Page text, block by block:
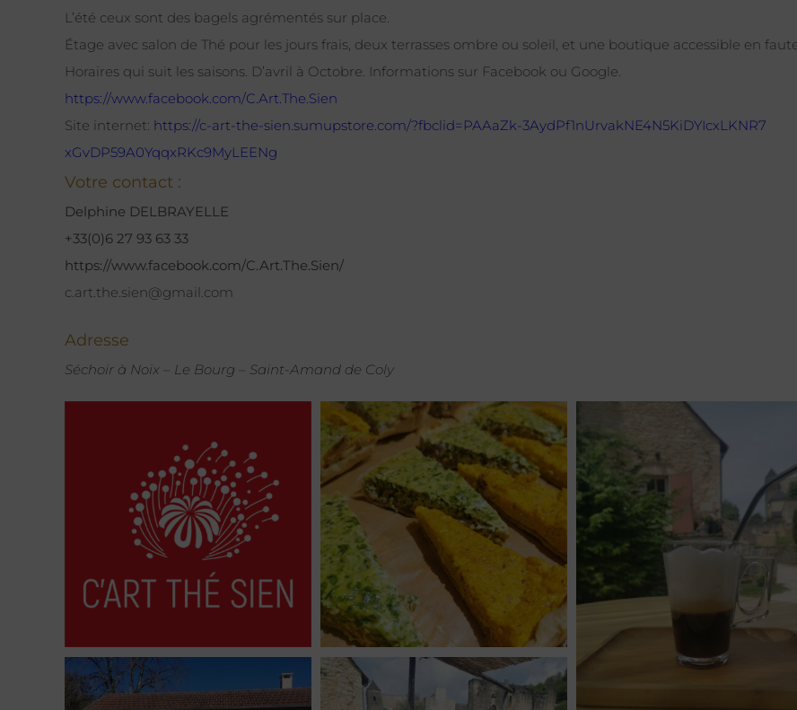
L’été ceux sont des bagels agrémentés sur place.
Étage avec salon de Thé pour les jours frais, deux terrasses ombre ou soleil, et une boutique accessible en
Horaires qui suit les saisons. D’avril à Octobre. Informations sur Facebook ou Google.
https://www.facebook.com/C. Art.The.Sien
Site internet: https://c-art-the-sien. sumupstore.com/?fbclid=PAAaZk-3AydPf1nUrvakNE4N5KiDYIcxLKNR7
xGvDP59A0YqqxRKc9MyLEENg
Votre contact :
Delphine DELBRAYELLE
+33(0)6 27 93 63 33
https://www.facebook.com/C.Art.The.Sien/
c.art.the.sien@gmail.com
Adresse
Séchoir à Noix – Le Bourg – Saint-Amand de Coly